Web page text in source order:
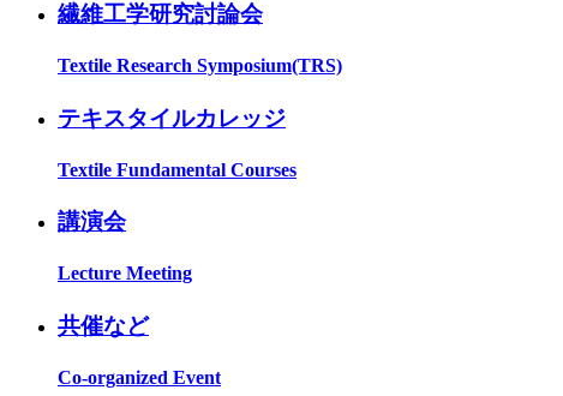
繊維工学研究討論会
Textile Research Symposium(TRS)
テキスタイルカレッジ
Textile Fundamental Courses
講演会
Lecture Meeting
共催など
Co-organized Event